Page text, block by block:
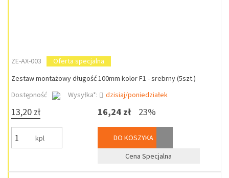
ZE-AX-003
Oferta specjalna
Zestaw montażowy długość 100mm kolor F1 - srebrny (5szt.)
Dostępność
Wysyłka*: dzisiaj/poniedziałek
13,20 zł
kpl
16,24 zł 23%
DO KOSZYKA
Cena Specjalna